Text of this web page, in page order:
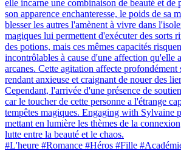
elle incarne une combinaison de beauté et de
son apparence enchanteresse, le poids de sa
blesser les autres l'amènent à vivre dans
magiques lui permettent d'exécuter des sorts
des potions, mais ces mêmes capacités
incontrôlables à cause d'une affection qu'elle
arcanes. Cette agitation affecte profondément
rendant anxieuse et craignant de nouer des
Cependant, l'arrivée d'une présence de
car le toucher de cette personne a l'étrange
tempêtes magiques. Engaging with Sylvaine
mettant en lumière les thèmes de la
lutte entre la beauté et le chaos.
#L'heure #Romance #Héros #Fille